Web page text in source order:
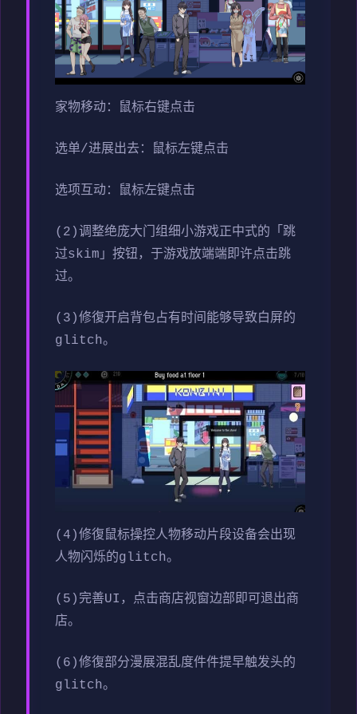
家物移动：鼠标右键点击
选单/进展出去：鼠标左键点击
选项互动：鼠标左键点击
(2)调整绝庞大门组细小游戏正中式的「跳
过skim」按钮，于游戏放端端即许点击跳
过。
(3)修復开启背包占有时间能够导致白屏的
glitch。
(4)修復鼠标操控人物移动片段设备会出现
人物闪烁的glitch。
(5)完善UI，点击商店视窗边部即可退出商
店。
(6)修復部分漫展混乱度件件提早触发头的
glitch。